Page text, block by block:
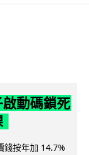
動碼鎖死
錢按年加 14.7%